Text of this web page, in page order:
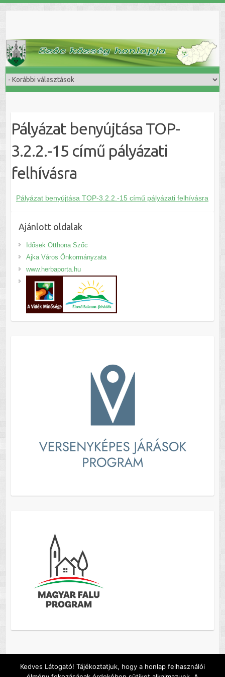
Pályázat benyújtása TOP-
3.2.2.-15 című pályázati
felhívásra
Pályázat benyújtása TOP-3.2.2.-15 című pályázati felhívásra
Ajánlott oldalak
Idősek Otthona Szőc
Ajka Város Önkormányzata
www.herbaporta.hu
Kedves Látogató! Tájékoztatjuk, hogy a honlap felhasználói